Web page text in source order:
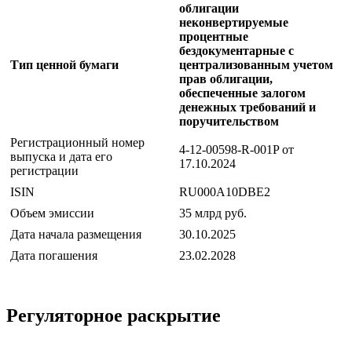
Тип ценной бумаги
облигации
неконвертируемые
процентные
бездокументарные с
централизованным учетом
прав облигации,
обеспеченные залогом
денежных требований и
поручительством
Регистрационный номер
выпуска и дата его
регистрации
4-12-00598-R-001P от
17.10.2024
ISIN
RU000A10DBE2
Объем эмиссии
35 млрд руб.
Дата начала размещения
30.10.2025
Дата погашения
23.02.2028
Регуляторное раскрытие